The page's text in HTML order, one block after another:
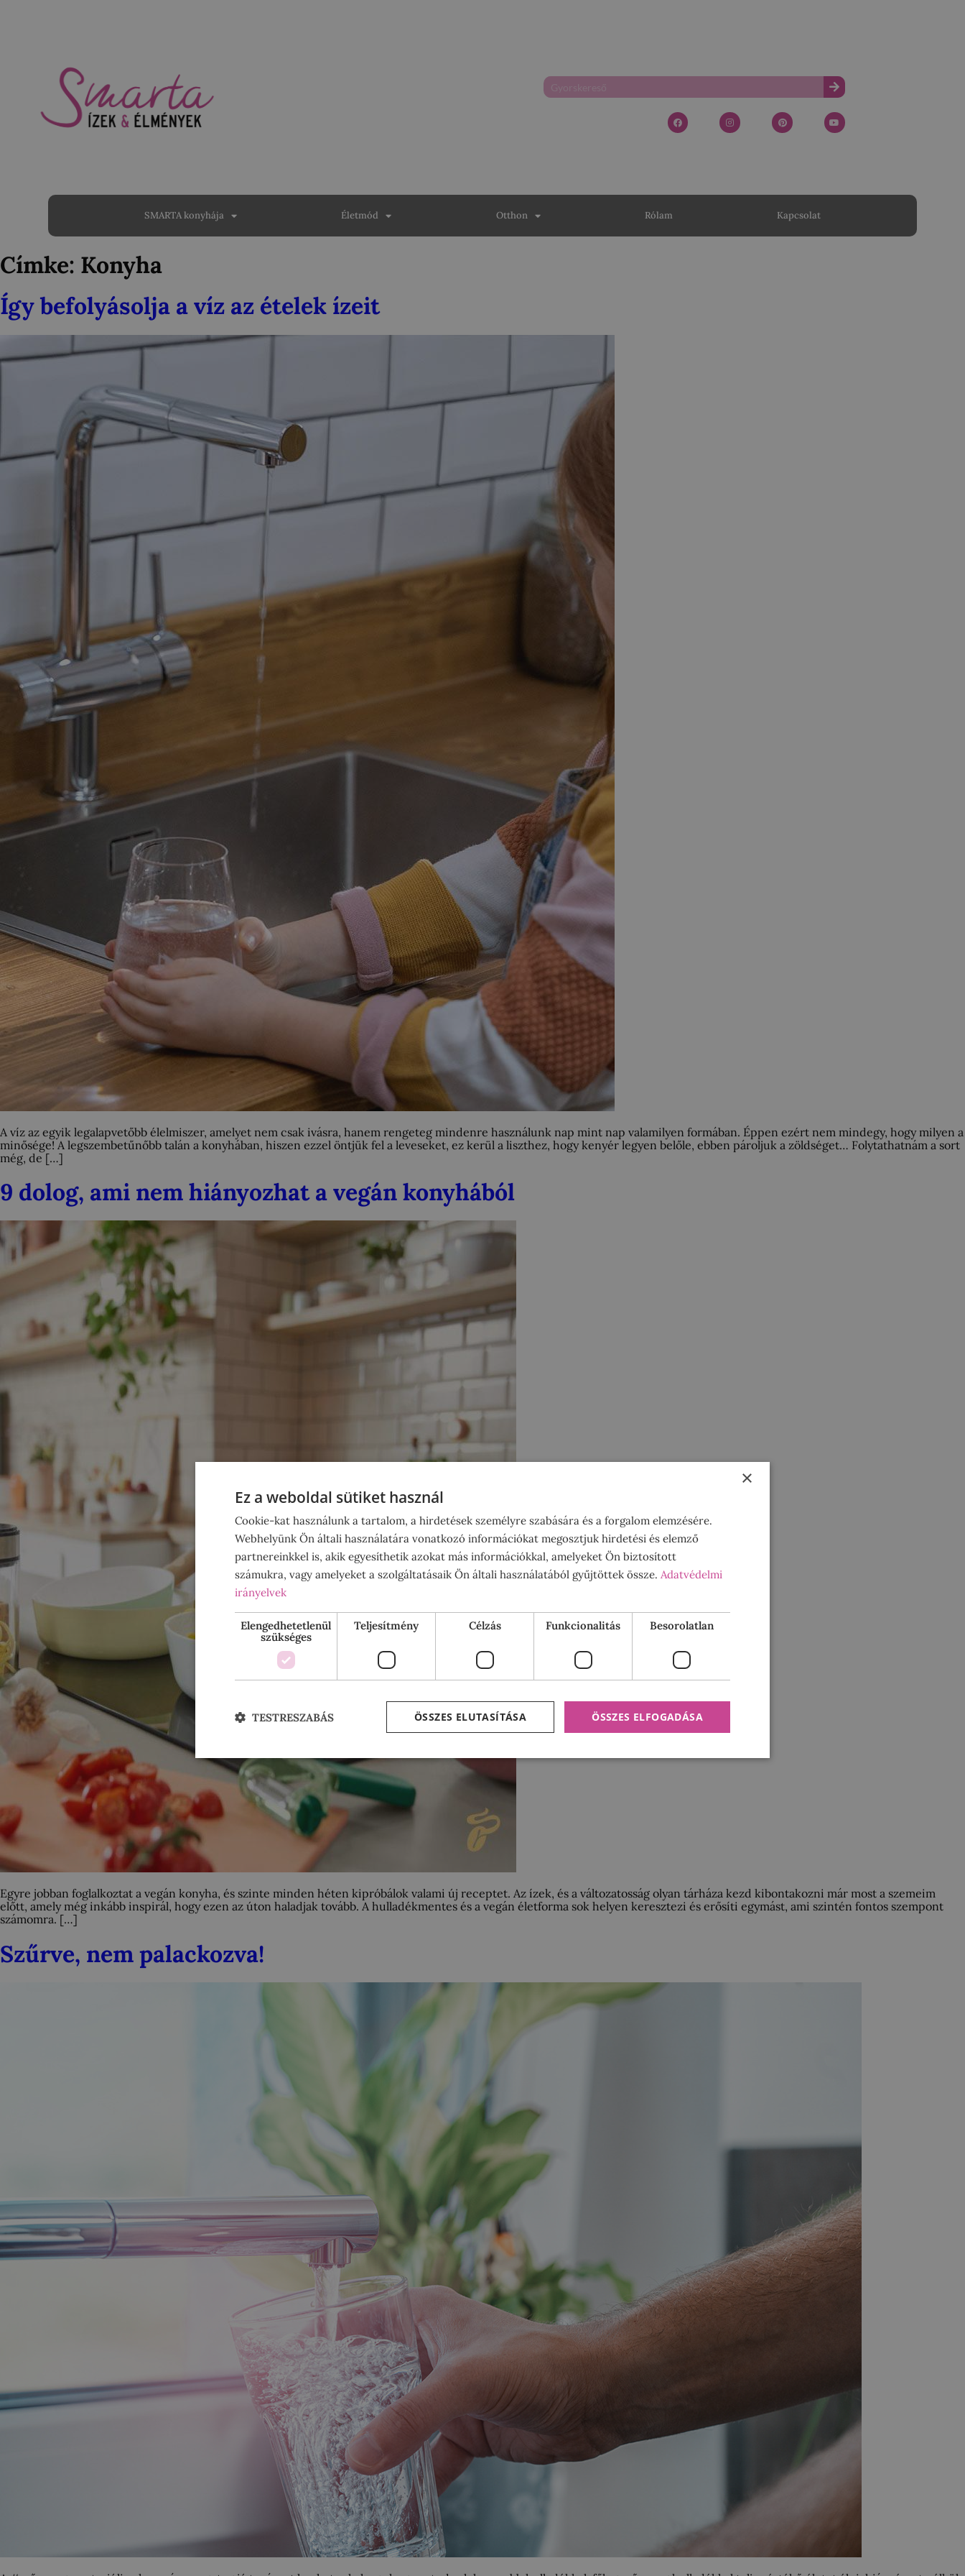
SMARTA konyhája Életmód Otthon Rólam Kapcsolat
Címke: Konyha
Így befolyásolja a víz az ételek ízeit
A víz az egyik legalapvetőbb élelmiszer, amelyet nem csak ivásra, hanem rengeteg mindenre használunk nap mint nap valamilyen formában. Éppen ezért nem mindegy, hogy milyen a
minősége! A legszembetűnőbb talán a konyhában, hiszen ezzel öntjük fel a leveseket, ez kerül a liszthez, hogy kenyér legyen belőle, ebben pároljuk a zöldséget… Folytathatnám a sort
még, de […]
9 dolog, ami nem hiányozhat a vegán konyhából
Egyre jobban foglalkoztat a vegán konyha, és szinte minden héten kipróbálok valami új receptet. Az ízek, és a változatosság olyan tárháza kezd kibontakozni már most a szemeim
előtt, amely még inkább inspirál, hogy ezen az úton haladjak tovább. A hulladékmentes és a vegán életforma sok helyen keresztezi és erősíti egymást, ami szintén fontos szempont
számomra. […]
Szűrve, nem palackozva!
×
Ez a weboldal sütiket használ
Cookie-kat használunk a tartalom, a hirdetések személyre szabására és a forgalom elemzésére.
Webhelyünk Ön általi használatára vonatkozó információkat megosztjuk hirdetési és elemző
partnereinkkel is, akik egyesíthetik azokat más információkkal, amelyeket Ön biztosított
számukra, vagy amelyeket a szolgáltatásaik Ön általi használatából gyűjtöttek össze. Adatvédelmi
irányelvek
Elengedhetetlenül
szükséges
Teljesítmény Célzás Funkcionalitás Besorolatlan
ÖSSZES ELFOGADÁSA
ÖSSZES ELUTASÍTÁSA
TESTRESZABÁS